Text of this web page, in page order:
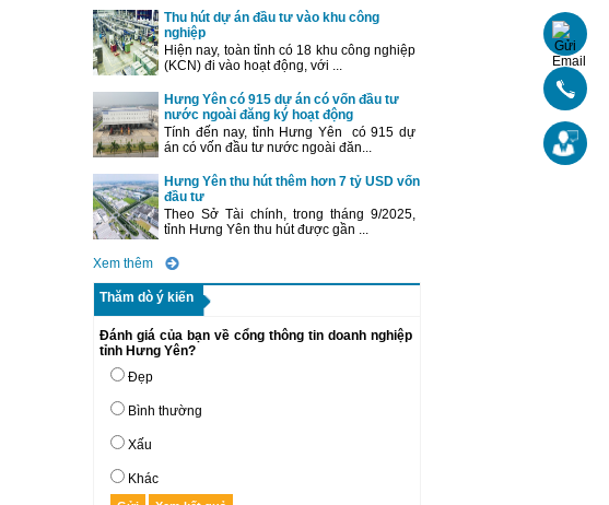
Thu hút dự án đầu tư vào khu công
nghiệp
Hiện nay, toàn tỉnh có 18 khu công nghiệp
(KCN) đi vào hoạt động, với ...
Hưng Yên có 915 dự án có vốn đầu tư
nước ngoài đăng ký hoạt động
Tính đến nay, tỉnh Hưng Yên có 915 dự
án có vốn đầu tư nước ngoài đăn...
Hưng Yên thu hút thêm hơn 7 tỷ USD vốn
đầu tư
Theo Sở Tài chính, trong tháng 9/2025,
tỉnh Hưng Yên thu hút được gần ...
Xem thêm
Thăm dò ý kiến
Đánh giá của bạn về cổng thông tin doanh nghiệp
tỉnh Hưng Yên?
Đẹp
Bình thường
Xấu
Khác